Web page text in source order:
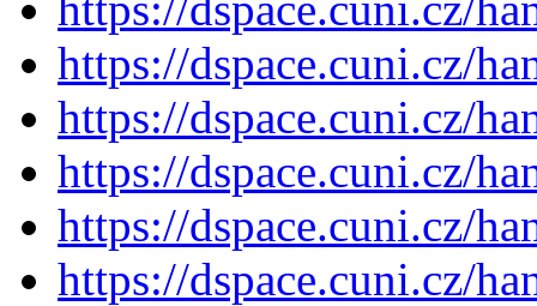
https://dspace.cuni.cz/
https://dspace.cuni.cz/
https://dspace.cuni.cz/
https://dspace.cuni.cz/
https://dspace.cuni.cz/